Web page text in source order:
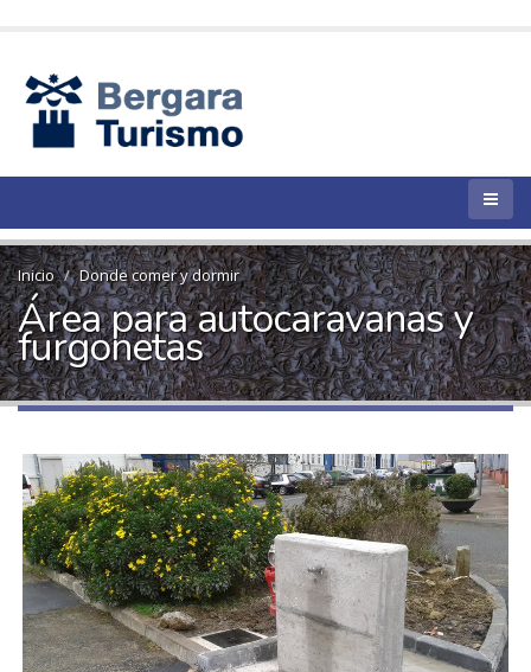
Inicio Donde comer y dormir
Área para autocaravanas y
furgonetas